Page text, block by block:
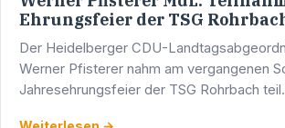
Ehrungsfeier der TSG
Der Heidelberger CDU-
Werner Pfisterer nahm am vergangenen
Jahresehrungsfeier der TSG Rohrbach